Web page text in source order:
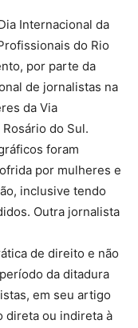
Internacional da
do Rio
por parte da
de jornalistas na
da Via
do Sul.
foram
por mulheres e
inclusive tendo
Outra jornalista
de direito e não
da ditadura
em seu artigo
direta ou indireta à